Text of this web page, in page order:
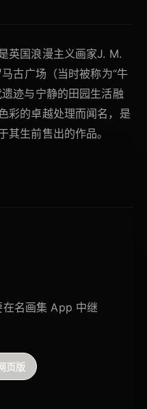
英国浪漫主义画家J. M.
古广场（当时被称为“牛
迹与宁静的田园生活融
彩的卓越处理而闻名，是
其生前售出的作品。
名画集 App 中继
页版